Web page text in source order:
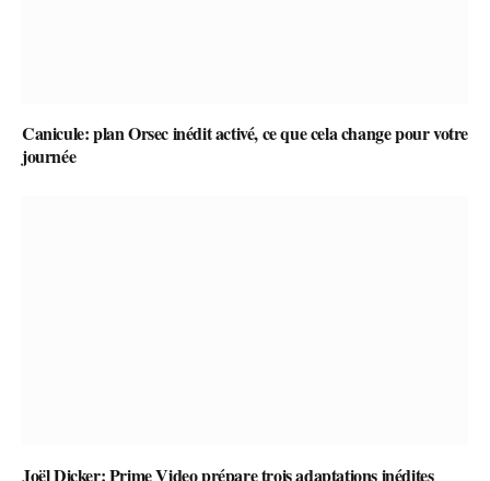
Canicule: plan Orsec inédit activé, ce que cela change pour votre
journée
Joël Dicker: Prime Video prépare trois adaptations inédites